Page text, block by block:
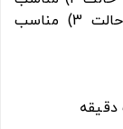
مشکلات مری و ابتدای شش ها حالت 3) مناسب